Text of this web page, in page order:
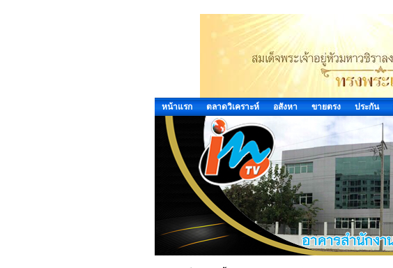
หน้าแรก ตลาดวิเคราะห์ อสังหา ขายตรง ประกัน